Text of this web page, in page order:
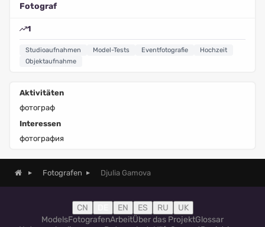
Fotograf
1
Studioaufnahmen Model-Tests Eventfotografie
Hochzeit
Objektaufnahme
Aktivitäten
фотограф
Interessen
фотография
Fotografen Djulia Gamova
CN EN ES RU
UK
ModelsFotografenArbeitÜber das ProjektGlossar